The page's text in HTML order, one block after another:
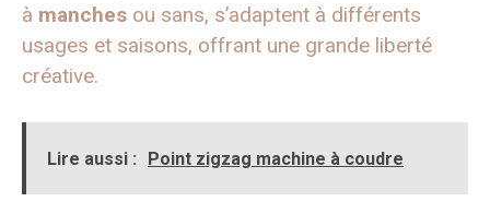
à manches ou sans, s’adaptent à différents
usages et saisons, offrant une grande liberté
créative.
Lire aussi : Point zigzag machine à coudre